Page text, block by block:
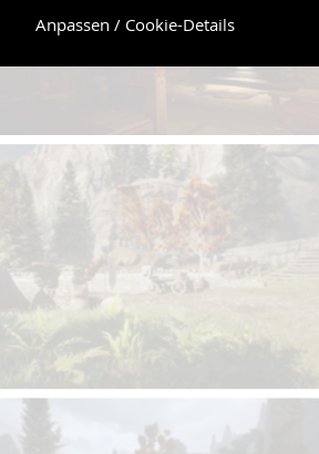
Anpassen / Cookie-Details